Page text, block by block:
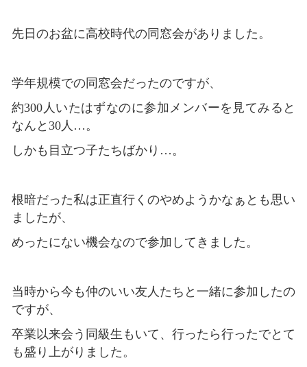
先日のお盆に高校時代の同窓会がありました。
学年規模での同窓会だったのですが、
約300人いたはずなのに参加メンバーを見てみると
なんと30人…。
しかも目立つ子たちばかり…。
根暗だった私は正直行くのやめようかなぁとも思い
ましたが、
めったにない機会なので参加してきました。
当時から今も仲のいい友人たちと一緒に参加したの
ですが、
卒業以来会う同級生もいて、行ったら行ったでとて
も盛り上がりました。